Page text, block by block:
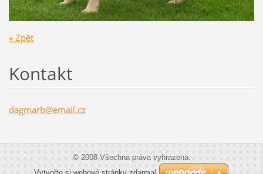
« Zpět
Kontakt
dagmarb@email.cz
© 2008 Všechna práva vyhrazena.
Vytvořte si webové stránky zdarma!